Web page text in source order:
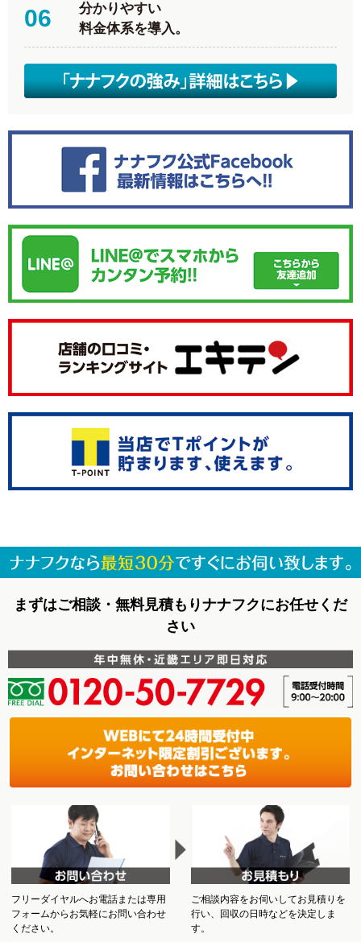
06
分かりやすい
料金体系を導入。
まずはご相談・無料見積もりナナフクにお任せくだ
さい
フリーダイヤルへお電話または専用
フォームからお気軽にお問い合わせ
ください。
ご相談内容をお伺いしてお見積りを
行い、回収の日時などを決定しま
す。